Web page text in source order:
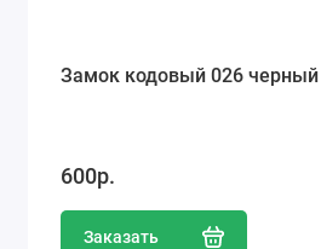
Замок кодовый 026 черный
600р.
Заказать